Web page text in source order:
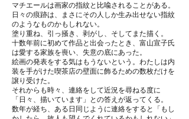
マチエールは画家の指紋と比喩されることがある。
日々の痕跡は、まさにその人しか生み出せない指紋
のようなものかもしれない。
塗り重ね、引っ掻き、剥がし、そしてまた描く。
十数年前に初めて作品と出会ったとき、富山宣子氏
は愛する家族を喪い、失意の底にあった。
絵画の発表をする気はもうないという。わたしは内
装を手がけた喫茶店の壁面に飾るための数枚だけを
譲り受けた。
それからも時々、連絡をして近況を尋ねる度に
「日々、描いています」との答えが返ってくる。
数年が経ち、ある日同じように連絡をすると「もし